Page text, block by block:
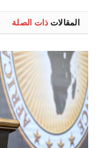
المقالات ذات الصلة